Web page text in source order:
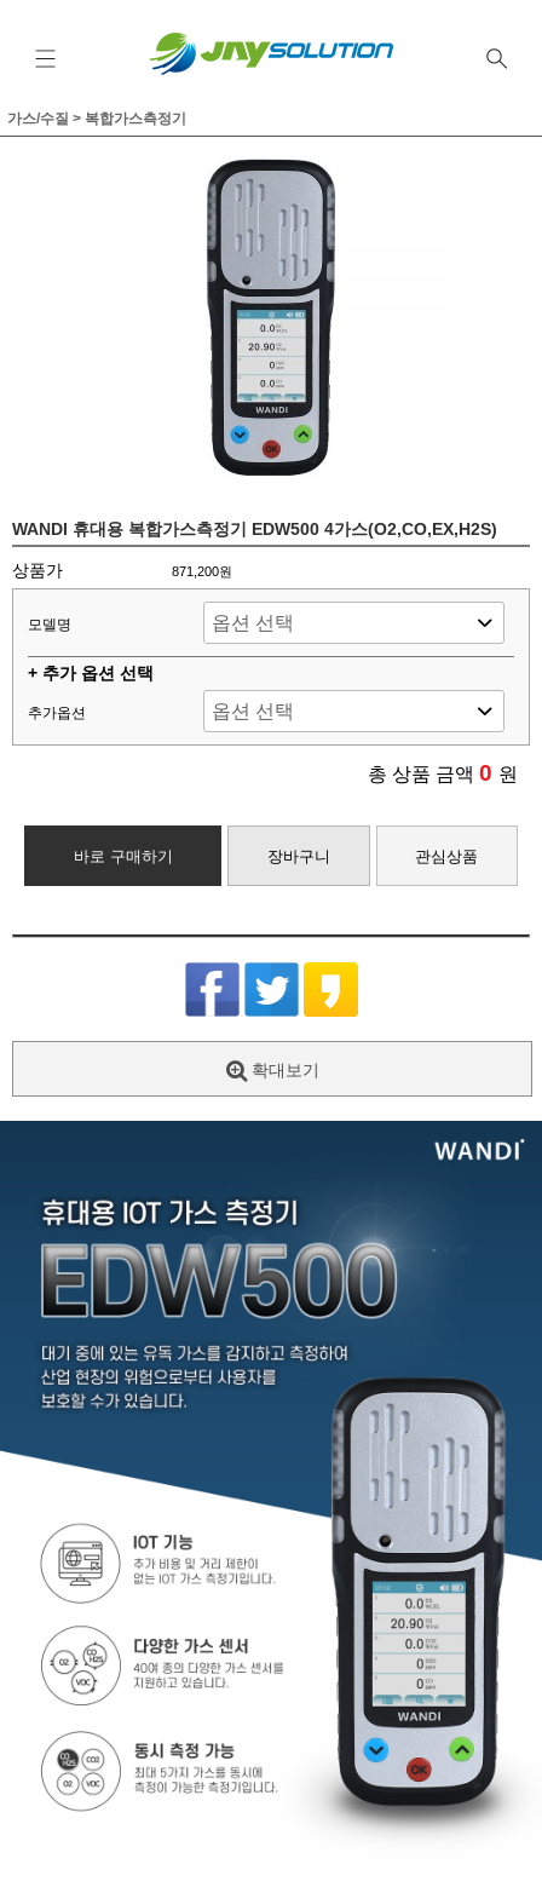
가스/수질 > 복합가스측정기
WANDI 휴대용 복합가스측정기 EDW500 4가스(O2,CO,EX,H2S)
상품가 871,200원
모델명
+ 추가 옵션 선택
추가옵션
총 상품 금액 0 원
바로 구매하기 장바구니 관심상품
확대보기